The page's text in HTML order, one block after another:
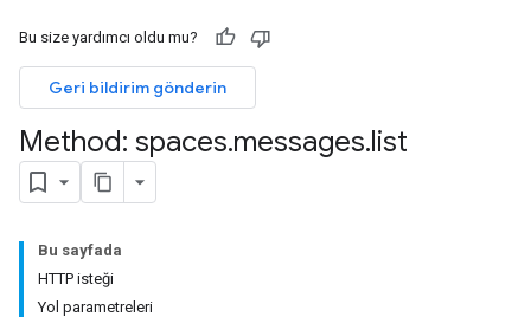
Bu size yardımcı oldu mu?
Geri bildirim gönderin
Method: spaces.messages.list
Bu sayfada
HTTP isteği
Yol parametreleri